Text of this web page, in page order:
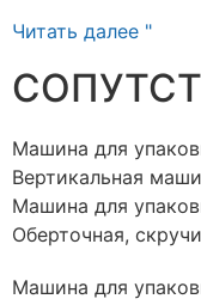
Читать далее "
Машина для
Вертикальная
Машина для
Оберточная,
Машина для